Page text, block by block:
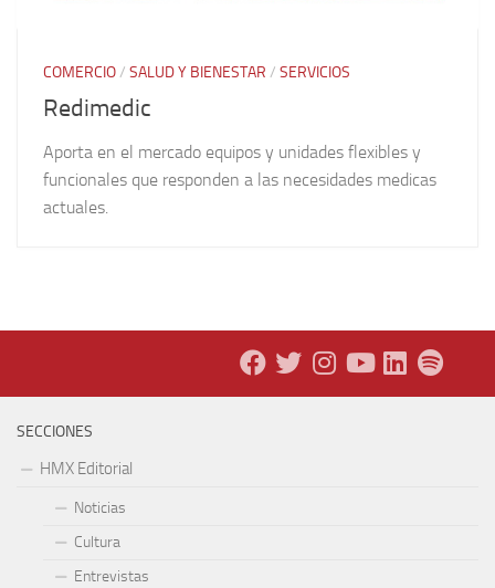
COMERCIO/ SALUD Y BIENESTAR / SERVICIOS
Redimedic
Aporta en el mercado equipos y unidades flexibles y
funcionales que responden a las necesidades medicas
actuales.
SECCIONES
HMX Editorial
Noticias
Cultura
Entrevistas